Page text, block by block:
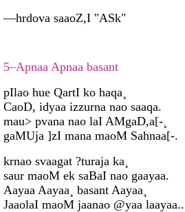
—hrdova saaoZ,I "ASk"
5–Apnaa Apnaa basant
pIlao hue QartI ko haqa¸
CaoD, idyaa izzurna nao saaqa.
mau> pvana nao laI AMgaD,a[-¸
gaMUja ]zI mana maoM Sahnaa[-.
krnao svaagat ?turaja ka¸
saur maoM ek saBaI nao gaayaa.
Aayaa Aayaa¸ basant Aayaa¸
JaaolaI maoM jaanao @yaa laayaa..